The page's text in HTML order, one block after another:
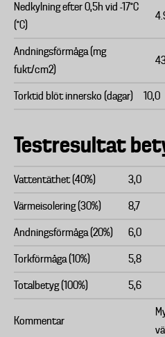
Nedkylning efter 0,5h vid -17°C
(°C)
Andningsförmåga (mg
fukt/cm2)
Torktid blöt innersko (dagar) 10,0
Testresultat
Vattentäthet (40%) 3,0
Värmeisolering (30%) 8,7
Andningsförmåga (20%) 6,0
Torkförmåga (10%) 5,8
Totalbetyg (100%) 5,6
Kommentar